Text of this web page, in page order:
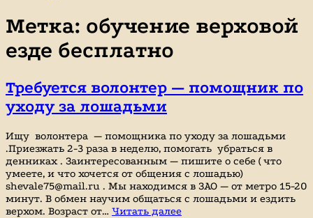
Метка: обучение верховой
езде бесплатно
Требуется волонтер — помощник по
уходу за лошадьми
Ищу волонтера — помощника по уходу за лошадьми
.Приезжать 2-3 раза в неделю, помогать убраться в
денниках . Заинтересованным — пишите о себе ( что
умеете, и что хочется от общения с лошадью)
shevale75@mail.ru . Мы находимся в ЗАО — от метро 15-20
минут. В обмен научим общаться с лошадьми и ездить
верхом. Возраст от… Читать далееТребуется